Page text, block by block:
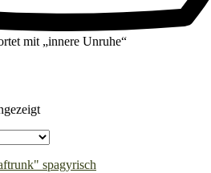
mit „innere Unruhe“